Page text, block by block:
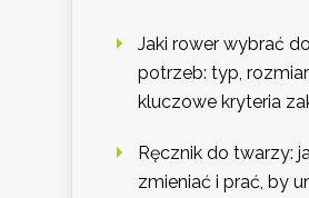
Jaki rower wybrać
potrzeb: typ,
kluczowe kryteria
Ręcznik do twarzy:
zmieniać i prać, by